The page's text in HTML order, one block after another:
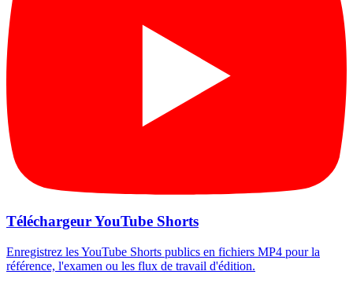
Téléchargeur YouTube Shorts
Enregistrez les YouTube Shorts publics en fichiers MP4 pour la
référence, l'examen ou les flux de travail d'édition.